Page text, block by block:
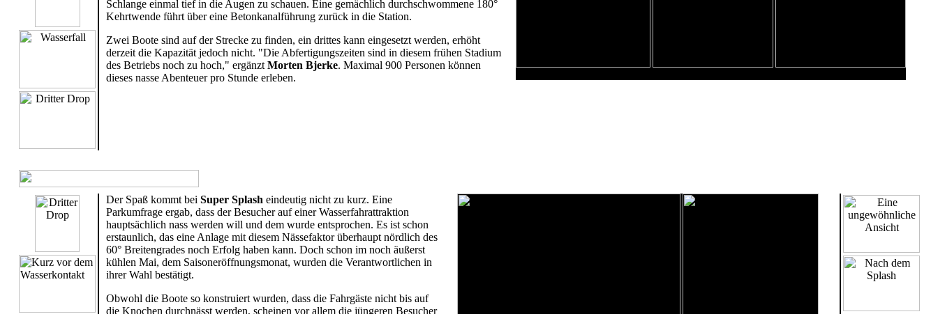
Schlange einmal tief in die Augen zu schauen. Eine gemächlich durchschwommene 180°
Kehrtwende führt über eine Betonkanalführung zurück in die Station.
Zwei Boote sind auf der Strecke zu finden, ein drittes kann eingesetzt werden, erhöht
derzeit die Kapazität jedoch nicht. "Die Abfertigungszeiten sind in diesem frühen Stadium
des Betriebs noch zu hoch," ergänzt Morten Bjerke. Maximal 900 Personen können
dieses nasse Abenteuer pro Stunde erleben.
Der Spaß kommt bei Super Splash eindeutig nicht zu kurz. Eine
Parkumfrage ergab, dass der Besucher auf einer Wasserfahrattraktion
hauptsächlich nass werden will und dem wurde entsprochen. Es ist schon
erstaunlich, das eine Anlage mit diesem Nässefaktor überhaupt nördlich des
60° Breitengrades noch Erfolg haben kann. Doch schon im noch äußerst
kühlen Mai, dem Saisoneröffnungsmonat, wurden die Verantwortlichen in
ihrer Wahl bestätigt.
Obwohl die Boote so konstruiert wurden, dass die Fahrgäste nicht bis auf
die Knochen durchnässt werden, scheinen vor allem die jüngeren Besucher